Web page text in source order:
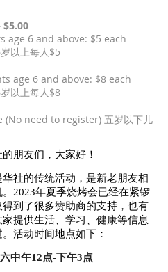
$5.00
age 6 and above: $5 each
以上每人$5
age 6 and above: $8 each
以上每人$8
need to register) 五岁以下儿
朋友们，大家好！
社的传统活动，是新老朋友相
2023年夏季烧烤会已经在紧锣
到了很多赞助商的支持，也有
提供生活、学习、健康等信息
活动时间地点如下：
中午12点-下午3点